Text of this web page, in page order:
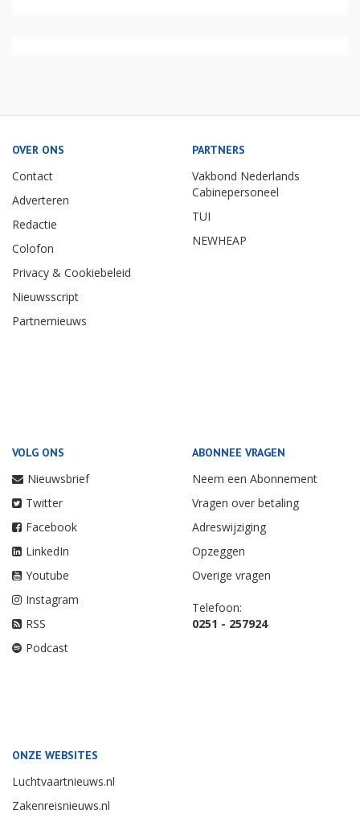
OVER ONS
Contact
Adverteren
Redactie
Colofon
Privacy & Cookiebeleid
Nieuwsscript
Partnernieuws
PARTNERS
Vakbond Nederlands
Cabinepersoneel
TUI
NEWHEAP
VOLG ONS
Nieuwsbrief
Twitter
Facebook
LinkedIn
Youtube
Instagram
RSS
Podcast
ABONNEE VRAGEN
Neem een Abonnement
Vragen over betaling
Adreswijziging
Opzeggen
Overige vragen
Telefoon:
0251 - 257924
ONZE WEBSITES
Luchtvaartnieuws.nl
Zakenreisnieuws.nl